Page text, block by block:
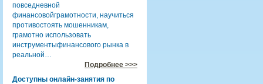
повседневной
финансовойграмотности, научиться
противостоять мошенникам,
грамотно использовать
инструментыфинансового рынка в
реальной…
Подробнее >>>
Доступны онлайн-занятия по